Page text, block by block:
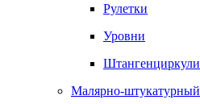
Рулетки
Уровни
Штангенциркули
Малярно-штукатурный